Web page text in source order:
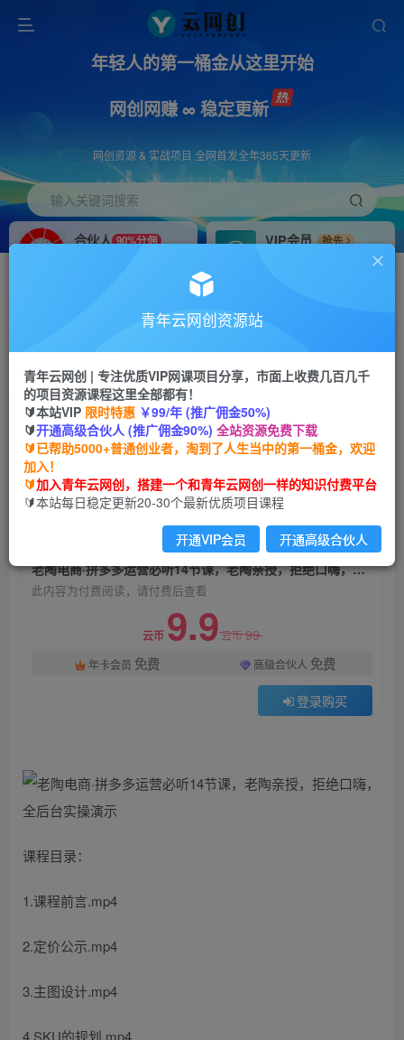
年轻人的第一桶金从这里开始
网创网赚 ∞ 稳定更新
网创资源 & 实战项目 全网首发全年365天更新
输入关键词搜索
合伙人 90%分佣
VIP会员
抢先
搭建同款网站，自己当老板
首页 创业课程 会员免费 正文
老陶电商·拼多多运营必听14节课，老陶亲授，拒
绝口嗨，全后台实操演示
青年云网创
2年前发布
关注 私信
老陶电商·拼多多运营必听14节课，老陶亲授，拒绝口嗨，全后台实操演示
此内容为付费阅读，请付费后查看
云币 9.9云币99
年卡会员 免费 高级合伙人 免费
登录购买
课程目录：
1.课程前言.mp4
2.定价公示.mp4
3.主图设计.mp4
4.SKU的规划.mp4
青年云网创资源站
青年云网创 | 专注优质VIP网课项目分享，市面上收费几百几千
的项目资源课程这里全部都有！
🔰本站VIP 限时特惠 ￥99/年 (推广佣金50%)
🔰开通高级合伙人 (推广佣金90%) 全站资源免费下载
🔰已帮助5000+普通创业者，淘到了人生当中的第一桶金，欢迎
加入！
🔰加入青年云网创，搭建一个和青年云网创一样的知识付费平台
🔰本站每日稳定更新20-30个最新优质项目课程
开通VIP会员 开通高级合伙人